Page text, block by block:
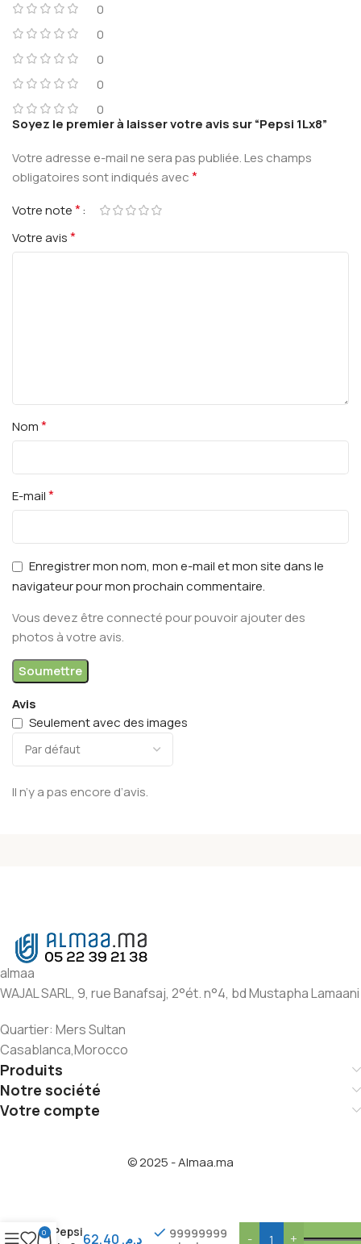
0
0
0
0
0
Avis
Seulement avec des images
Il n’y a pas encore d’avis.
Soyez le premier à laisser votre avis sur “Pepsi 1Lx8”
Votre adresse e-mail ne sera pas publiée.Les champs
obligatoires sont indiqués avec*
Votre note*
Votre avis*
Nom*
E-mail*
Enregistrer mon nom, mon e-mail et mon site dans le
navigateur pour mon prochain commentaire.
Vous devez être connecté pour pouvoir ajouter des
photos à votre avis.
almaa
WAJAL SARL, 9, rue Banafsaj, 2°ét. n°4, bd Mustapha Lamaani
Quartier: Mers Sultan
Casablanca,Morocco
Produits
Notre société
Votre compte
© 2025 - Almaa.ma
Pepsi
د.م.
99999999
0